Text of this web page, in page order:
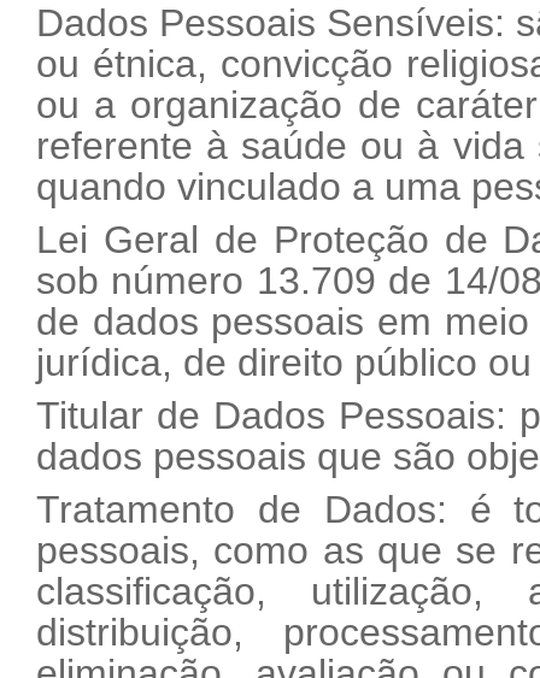
Dados Pessoais Sensíveis:
ou étnica, convicção
ou a organização de
referente à saúde ou à
quando vinculado a uma
Lei Geral de Proteção de
sob número 13.709 de 14/
de dados pessoais em
jurídica, de direito público
Titular de Dados Pessoais:
dados pessoais que são
Tratamento de Dados: é
pessoais, como as que se
classificação, utilização,
distribuição,